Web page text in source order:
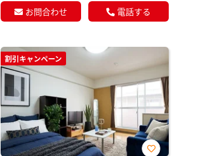
お問合わせ 電話する
割引キャンペーン